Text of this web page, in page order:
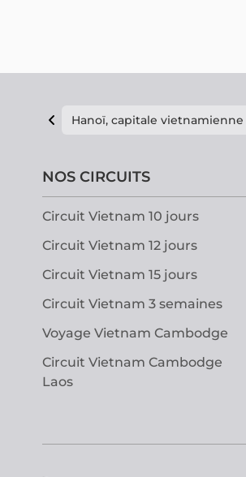
Hanoï, capitale vietnamienne
NOS CIRCUITS
Circuit Vietnam 10 jours
Circuit Vietnam 12 jours
Circuit Vietnam 15 jours
Circuit Vietnam 3 semaines
Voyage Vietnam Cambodge
Circuit Vietnam Cambodge
Laos